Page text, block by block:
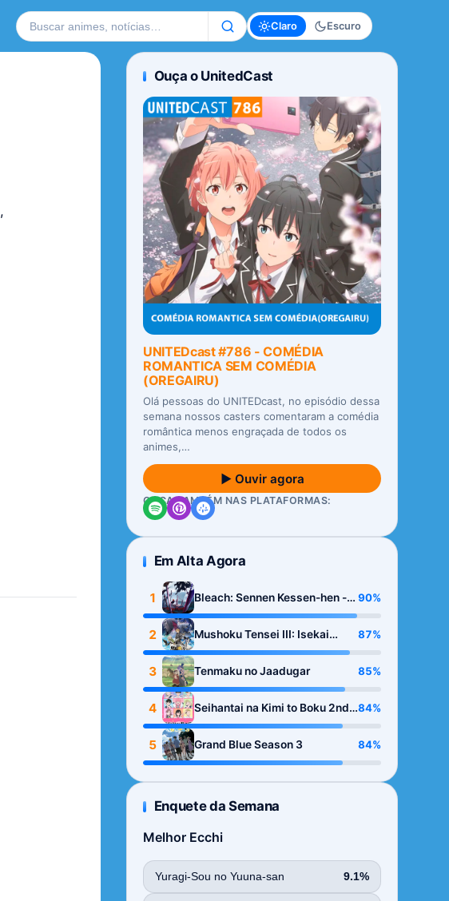
Buscar no site Claro Escuro
,
Ouça o UnitedCast
UNITEDcast #786 - COMÉDIA
ROMANTICA SEM COMÉDIA
(OREGAIRU)
Olá pessoas do UNITEDcast, no episódio dessa
semana nossos casters comentaram a comédia
romântica menos engraçada de todos os
animes,…
▶ Ouvir agora
OUÇA TAMBÉM NAS PLATAFORMAS:
Em Alta Agora
1
Bleach: Sennen Kessen-hen -
Kashin-tan
90%
2
Mushoku Tensei III: Isekai
Ittara Honki Dasu
87%
3 Tenmaku no Jaadugar 85%
4
Seihantai na Kimi to Boku 2nd
Season
84%
5 Grand Blue Season 3 84%
Enquete da Semana
Melhor Ecchi
Yuragi-Sou no Yuuna-san 9.1%